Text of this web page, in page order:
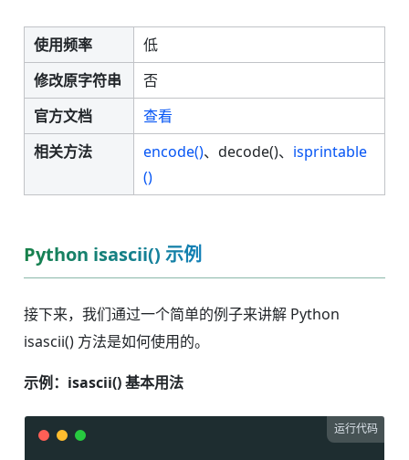
使用频率
低
修改原字符串
否
官方文档
查看
相关方法
encode()、decode()、 isprintable
()
Python isascii() 示例
接下来，我们通过一个简单的例子来讲解 Python
isascii() 方法是如何使用的。
示例：isascii() 基本用法
运行代码